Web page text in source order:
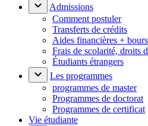
Admissions
Comment postuler
Transferts de crédits
Aides financières +
Frais de scolarité, droits
Étudiants étrangers
Les programmes
programmes de master
Programmes de doctorat
Programmes de certificat
Vie étudiante